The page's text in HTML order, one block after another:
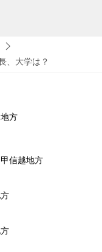
、大学は？
方
信越地方